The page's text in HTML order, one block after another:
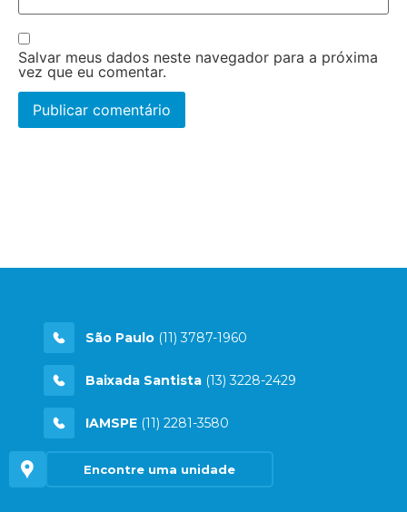
Salvar meus dados neste navegador para a próxima
vez que eu comentar.
São Paulo (11) 3787-1960
Baixada Santista (13) 3228-2429
IAMSPE (11) 2281-3580
Encontre uma unidade